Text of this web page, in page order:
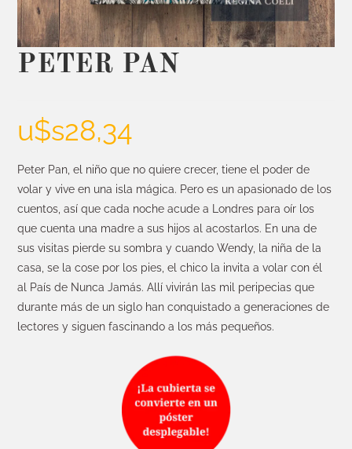
PETER PAN
u$s28,34
Peter Pan, el niño que no quiere crecer, tiene el poder de
volar y vive en una isla mágica. Pero es un apasionado de los
cuentos, así que cada noche acude a Londres para oír los
que cuenta una madre a sus hijos al acostarlos. En una de
sus visitas pierde su sombra y cuando Wendy, la niña de la
casa, se la cose por los pies, el chico la invita a volar con él
al País de Nunca Jamás. Allí vivirán las mil peripecias que
durante más de un siglo han conquistado a generaciones de
lectores y siguen fascinando a los más pequeños.